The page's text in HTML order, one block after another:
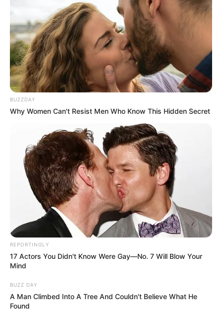
BUZZDAY
Why Women Can't Resist Men Who Know This Hidden Secret
REPORTINGLY
17 Actors You Didn't Know Were Gay—No. 7 Will Blow Your
Mind
BUZZ DAY
A Man Climbed Into A Tree And Couldn't Believe What He
Found